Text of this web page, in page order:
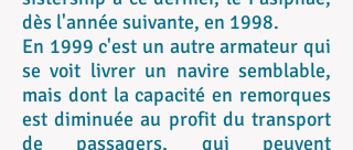
dès l'année suivante, en 1998.
En 1999 c'est un autre armateur qui
se voit livrer un navire semblable,
mais dont la capacité en remorques
est diminuée au profit du transport
de passagers, qui peuvent